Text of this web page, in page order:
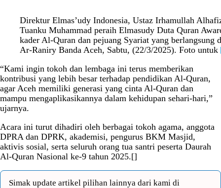
Direktur Elmas’udy Indonesia, Ustaz Irhamullah
Tuanku Muhammad peraih Elmasudy Duta Quran
kader Al-Quran dan pejuang Syariat yang
Ar-Raniry Banda Aceh, Sabtu, (22/3/2025). Foto untuk
“Kami ingin tokoh dan lembaga ini terus memberikan
kontribusi yang lebih besar terhadap pendidikan Al-Quran,
agar Aceh memiliki generasi yang cinta Al-Quran dan
mampu mengaplikasikannya dalam kehidupan sehari-hari,”
ujarnya.
Acara ini turut dihadiri oleh berbagai tokoh agama, anggota
DPRA dan DPRK, akademisi, pengurus BKM Masjid,
aktivis sosial, serta seluruh orang tua santri peserta Daurah
Al-Quran Nasional ke-9 tahun 2025.[]
Simak update artikel pilihan lainnya dari kami di